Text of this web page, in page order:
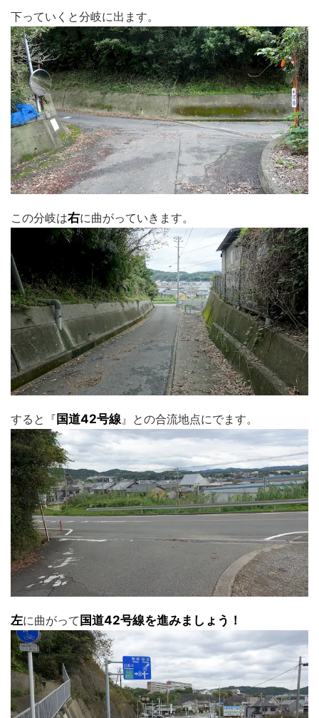
下っていくと分岐に出ます。
この分岐は右に曲がっていきます。
すると『 国道42号線 』との合流地点にでます。
左に曲がって 国道42号線を進みましょう！